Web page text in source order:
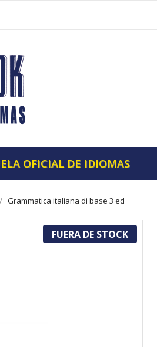
OFICIAL DE IDIOMAS
Grammatica italiana di base 3 ed
FUERA DE STOCK